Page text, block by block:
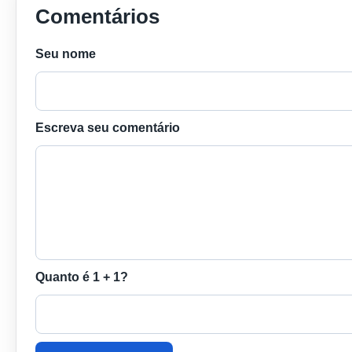
Comentários
Seu nome
Escreva seu comentário
Quanto é 1 + 1?